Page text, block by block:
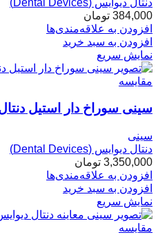
دنتال دیوایس (Dental Devices)
384,000 تومان
افزودن به علاقه‌مندی‌ها
افزودن به سبد خرید
نمایش سریع
مقایسه
سینی سوراخ دار استیل
سینی
دنتال دیوایس (Dental Devices)
3,350,000 تومان
افزودن به علاقه‌مندی‌ها
افزودن به سبد خرید
نمایش سریع
مقایسه